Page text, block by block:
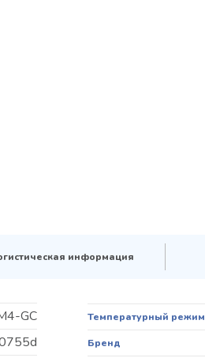
информация
GC
Температурный режим
Бренд